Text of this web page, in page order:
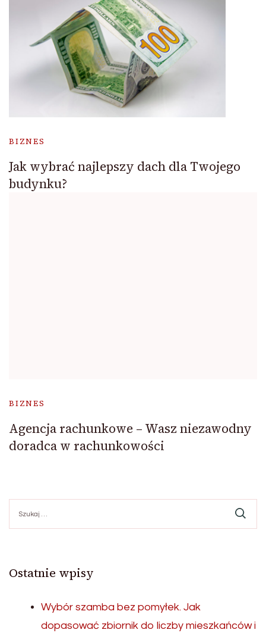
BIZNES
Jak wybrać najlepszy dach dla Twojego
budynku?
BIZNES
Agencja rachunkowe – Wasz niezawodny
doradca w rachunkowości
Ostatnie wpisy
Wybór szamba bez pomyłek. Jak
dopasować zbiornik do liczby mieszkańców i